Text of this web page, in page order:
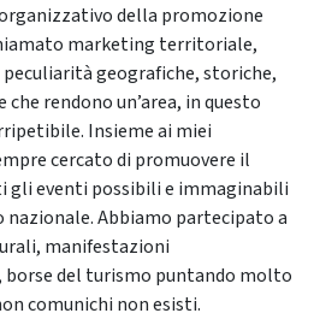
della promozione
marketing territoriale,
peculiarità geografiche, storiche,
rendono un’area, in questo
Insieme ai miei
cercato di promuovere il
eventi possibili e immaginabili
nazionale. Abbiamo partecipato a
manifestazioni
del turismo puntando molto
comunichi non esisti.